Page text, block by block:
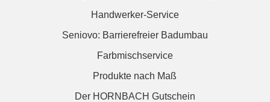
Handwerker-Service
Seniovo: Barrierefreier Badumbau
Farbmischservice
Produkte nach Maß
Der HORNBACH Gutschein